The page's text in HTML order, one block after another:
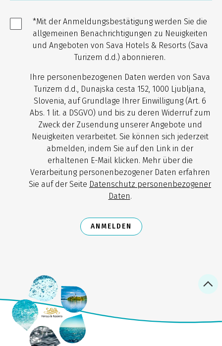
*Mit der Anmeldungsbestätigung werden Sie die
allgemeinen Benachrichtigungen zu Neuigkeiten
und Angeboten von Sava Hotels & Resorts (Sava
Turizem d.d.) abonnieren.
Ihre personenbezogenen Daten werden von Sava
Turizem d.d., Dunajska cesta 152, 1000 Ljubljana,
Slovenia, auf Grundlage Ihrer Einwilligung (Art. 6
Abs. 1 lit. a DSGVO) und bis zu deren Widerruf zum
Zweck der Zusendung unserer Angebote und
Neuigkeiten verarbeitet. Sie können sich jederzeit
abmelden, indem Sie auf den Link in der
erhaltenen E-Mail klicken. Mehr über die
Verarbeitung personenbezogener Daten erfahren
Sie auf der Seite Datenschutz personenbezogener
Daten.
ANMELDEN